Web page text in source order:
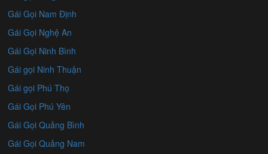
Gái Gọi Nam Định
Gái Gọi Nghệ An
Gái Gọi Ninh Bình
Gái gọi Ninh Thuận
Gái gọi Phú Thọ
Gái Gọi Phú Yên
Gái Gọi Quảng Bình
Gái Gọi Quảng Nam